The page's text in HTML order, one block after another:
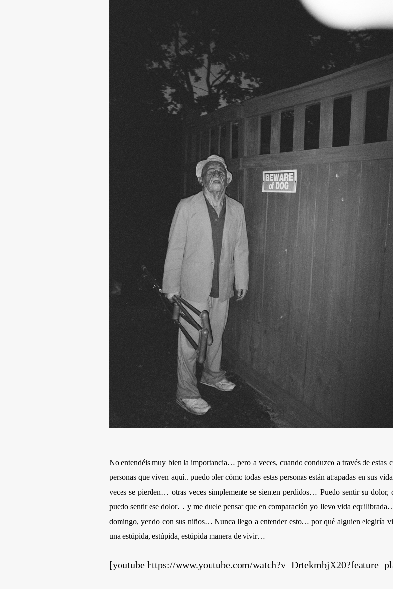
No entendéis muy bien la importancia… pero a veces, cuando conduzco a través de
personas que viven aquí.. puedo oler cómo todas estas personas están atrapadas en sus
veces se pierden… otras veces simplemente se sienten perdidos… Puedo sentir su dolor,
puedo sentir ese dolor… y me duele pensar que en comparación yo llevo vida
domingo, yendo con sus niños… Nunca llego a entender esto… por qué alguien elegiría
una estúpida, estúpida, estúpida manera de vivir…
[youtube https://www.youtube.com/